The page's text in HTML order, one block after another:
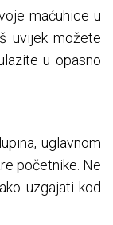
maćuhice u
uvijek možete
u opasno
uglavnom
početnike. Ne
uzgajati kod